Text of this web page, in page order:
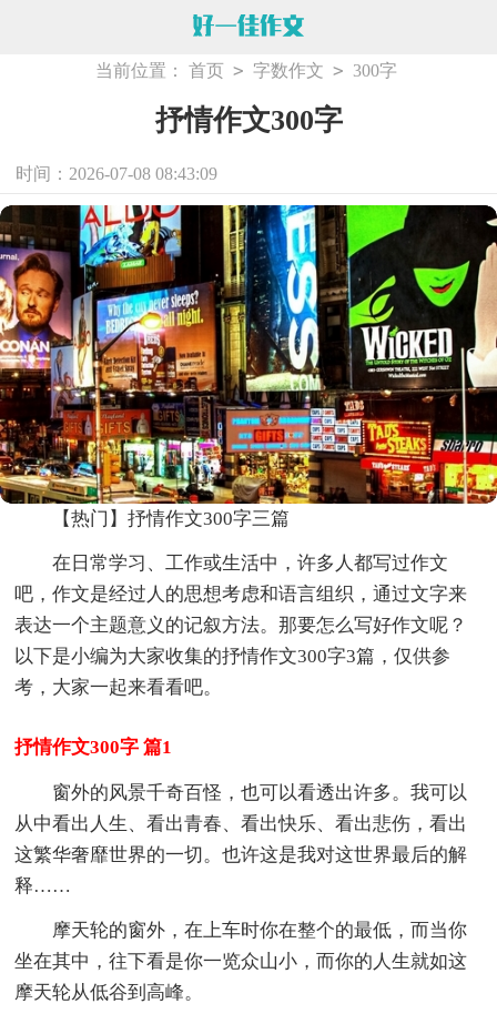
当前位置： 首页 > 字数作文 > 300字
抒情作文300字
时间：2026-07-08 08:43:09
【热门】抒情作文300字三篇
在日常学习、工作或生活中，许多人都写过作文
吧，作文是经过人的思想考虑和语言组织，通过文字来
表达一个主题意义的记叙方法。那要怎么写好作文呢？
以下是小编为大家收集的抒情作文300字3篇，仅供参
考，大家一起来看看吧。
抒情作文300字 篇1
窗外的风景千奇百怪，也可以看透出许多。我可以
从中看出人生、看出青春、看出快乐、看出悲伤，看出
这繁华奢靡世界的一切。也许这是我对这世界最后的解
释……
摩天轮的窗外，在上车时你在整个的最低，而当你
坐在其中，往下看是你一览众山小，而你的人生就如这
摩天轮从低谷到高峰。